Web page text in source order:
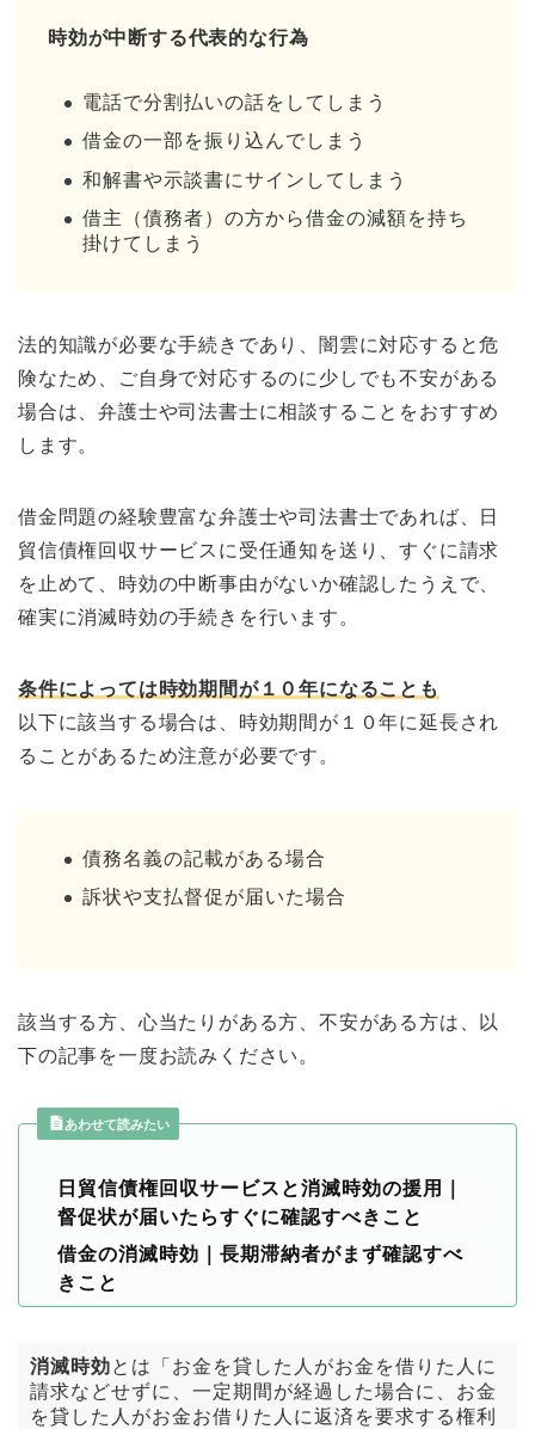
時効が中断する代表的な行為
電話で分割払いの話をしてしまう
借金の一部を振り込んでしまう
和解書や示談書にサインしてしまう
借主（債務者）の方から借金の減額を持ち
掛けてしまう
法的知識が必要な手続きであり、闇雲に対応すると危
険なため、ご自身で対応するのに少しでも不安がある
場合は、弁護士や司法書士に相談することをおすすめ
します。
借金問題の経験豊富な弁護士や司法書士であれば、日
貿信債権回収サービスに受任通知を送り、すぐに請求
を止めて、時効の中断事由がないか確認したうえで、
確実に消滅時効の手続きを行います。
条件によっては時効期間が１０年になることも
以下に該当する場合は、時効期間が１０年に延長され
ることがあるため注意が必要です。
債務名義の記載がある場合
訴状や支払督促が届いた場合
該当する方、心当たりがある方、不安がある方は、以
下の記事を一度お読みください。
あわせて読みたい
日貿信債権回収サービスと消滅時効の援用｜
督促状が届いたらすぐに確認すべきこと
借金の消滅時効｜長期滞納者がまず確認すべ
きこと
消滅時効とは「お金を貸した人がお金を借りた人に
請求などせずに、一定期間が経過した場合に、お金
を貸した人がお金お借りた人に返済を要求する権利